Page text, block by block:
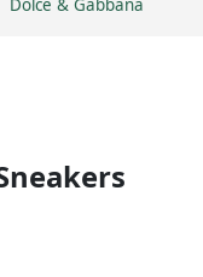
Dolce & Gabbana